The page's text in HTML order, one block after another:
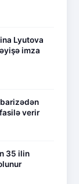
Lyutova
imza
verir
35 ilin